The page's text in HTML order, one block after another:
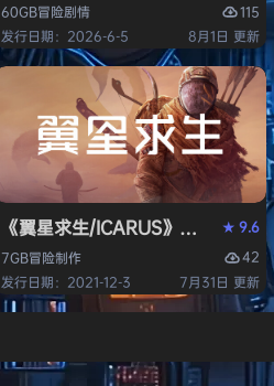
60GB冒险剧情
115
发行日期：2026-6-5
8月1日 更新
《翼星求生/ICARUS》免安装中文版
★9.6
7GB冒险制作
42
发行日期：2021-12-3
7月31日 更新